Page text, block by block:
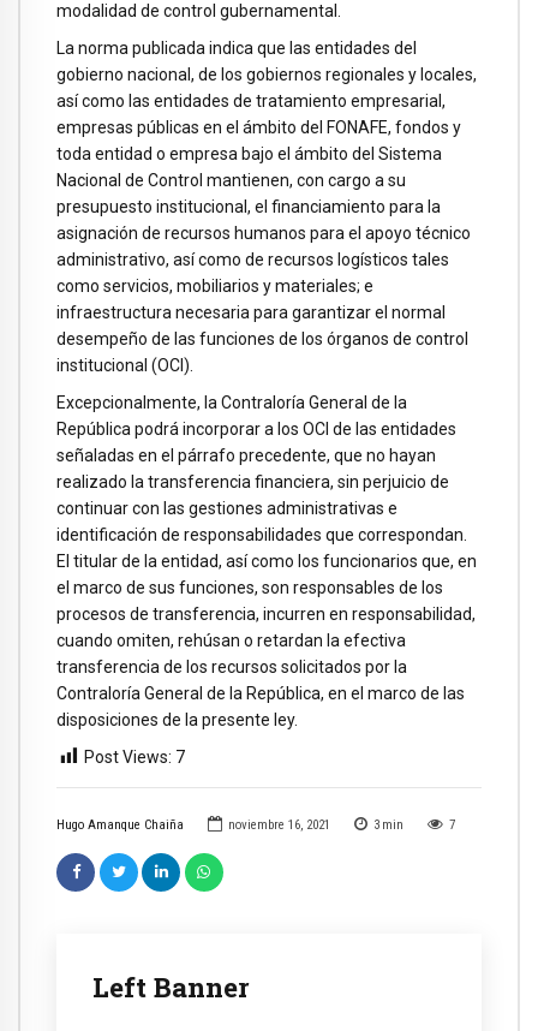
Hugo Amanque Chaiña noviembre 16, 2021 3 min 7
Left Banner
modalidad de control gubernamental.
La norma publicada indica que las entidades del
gobierno nacional, de los gobiernos regionales y locales,
así como las entidades de tratamiento empresarial,
empresas públicas en el ámbito del FONAFE, fondos y
toda entidad o empresa bajo el ámbito del Sistema
Nacional de Control mantienen, con cargo a su
presupuesto institucional, el financiamiento para la
asignación de recursos humanos para el apoyo técnico
administrativo, así como de recursos logísticos tales
como servicios, mobiliarios y materiales; e
infraestructura necesaria para garantizar el normal
desempeño de las funciones de los órganos de control
institucional (OCI).
Excepcionalmente, la Contraloría General de la
República podrá incorporar a los OCI de las entidades
señaladas en el párrafo precedente, que no hayan
realizado la transferencia financiera, sin perjuicio de
continuar con las gestiones administrativas e
identificación de responsabilidades que correspondan.
El titular de la entidad, así como los funcionarios que, en
el marco de sus funciones, son responsables de los
procesos de transferencia, incurren en responsabilidad,
cuando omiten, rehúsan o retardan la efectiva
transferencia de los recursos solicitados por la
Contraloría General de la República, en el marco de las
disposiciones de la presente ley.
Post Views: 7